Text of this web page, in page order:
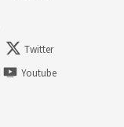
Twitter
Youtube